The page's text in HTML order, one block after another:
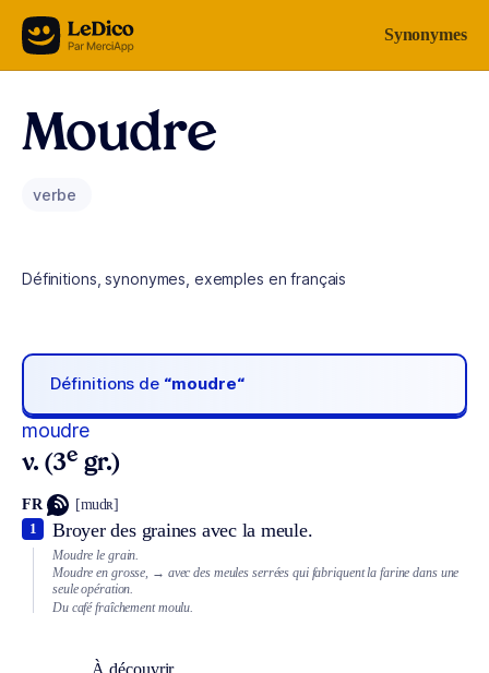
Aller au contenu Synonymes
Moudre
verbe
Définitions, synonymes, exemples en français
Définitions de “moudre“
moudre
v. (3e gr.)
FR [mudʀ]
Broyer des graines avec la meule.
1
Moudre le grain.
Moudre en grosse, → avec des meules serrées qui fabriquent la farine dans une
seule opération.
Du café fraîchement moulu.